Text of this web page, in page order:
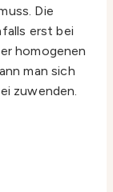
Die
erst bei
homogenen
man sich
zuwenden.